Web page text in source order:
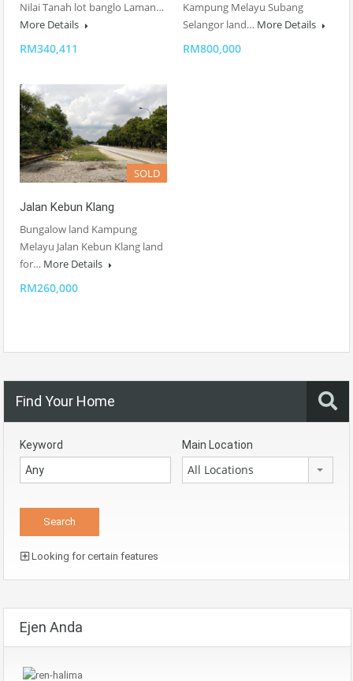
Nilai Tanah lot banglo Laman…
More Details
RM340,411
Kampung Melayu Subang
Selangor land… More Details
RM800,000
SOLD
Jalan Kebun Klang
Bungalow land Kampung
Melayu Jalan Kebun Klang land
for… More Details
RM260,000
Find Your Home
Keyword Main Location
All Locations
Looking for certain features
Ejen Anda